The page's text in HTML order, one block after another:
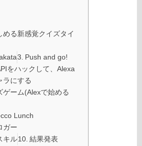
める新感覚クイズタイ
Push and go!
をハックして、Alexa
ラにする
ゲーム(Alexで始める
Lunch
ガー
キル
結果発表